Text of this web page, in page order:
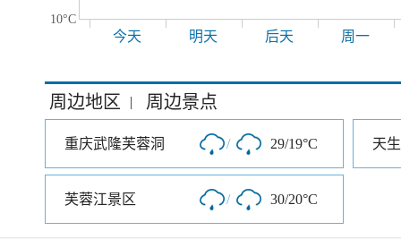
10°C
今天 明天 后天 周一
周边地区 | 周边景点
重庆武隆芙蓉洞 / 29/19°C 天
芙蓉江景区 / 30/20°C